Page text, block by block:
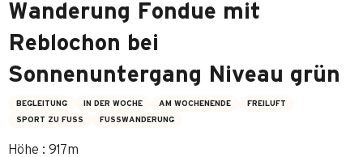
Wanderung Fondue mit
Reblochon bei
Sonnenuntergang Niveau grün
BEGLEITUNG IN DER WOCHE AM WOCHENENDE
FREILUFT
SPORT ZU FUSS
FUSSWANDERUNG
Höhe : 917m